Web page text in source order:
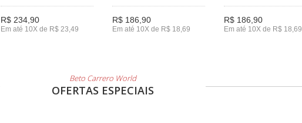
R$ 234,90
Em até 10X de R$ 23,49
R$ 186,90
Em até 10X de R$ 18,69
R$ 186,90
Em até 10X de R$ 18,69
Beto Carrero World
OFERTAS ESPECIAIS